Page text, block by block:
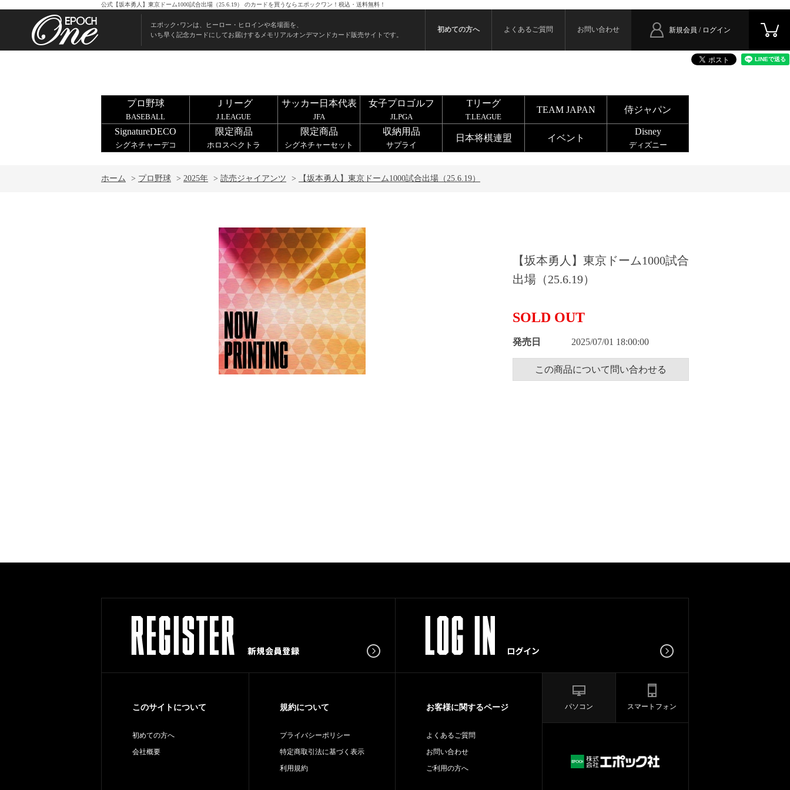
公式【坂本勇人】東京ドーム1000試合出場（25.6.19） のカードを買うならエポックワン！税込・送料無料！
エポック･ワンは、ヒーロー・ヒロインや名場面を、
いち早く記念カードにしてお届けするメモリアルオンデマンドカード販売サイトです。
新規会員 / ログイン
初めての方へ よくあるご質問 お問い合わせ
プロ野球
BASEBALL
Ｊリーグ
J.LEAGUE
サッカー日本代表
JFA
女子プロゴルフ
JLPGA
Tリーグ
T.LEAGUE
TEAM JAPAN 侍ジャパン
SignatureDECO
シグネチャーデコ
限定商品
ホロスペクトラ
限定商品
シグネチャーセット
収納用品
サプライ
日本将棋連盟 イベント
Disney
ディズニー
ホーム > プロ野球 > 2025年 > 読売ジャイアンツ > 【坂本勇人】東京ドーム1000試合出場（25.6.19）
【坂本勇人】東京ドーム1000試合
出場（25.6.19）
SOLD OUT
発売日 2025/07/01 18:00:00
この商品について問い合わせる
このサイトについて
初めての方へ
会社概要
規約について
プライバシーポリシー
特定商取引法に基づく表示
利用規約
お客様に関するページ
よくあるご質問
お問い合わせ
ご利用の方へ
パソコン スマートフォン